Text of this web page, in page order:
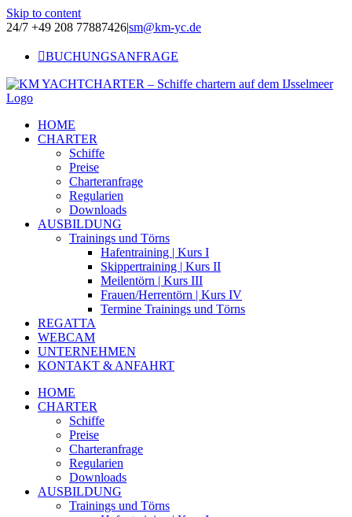
Skip to content
24/7 +49 208 77887426|sm@km-yc.de
BUCHUNGSANFRAGE
HOME
CHARTER
Schiffe
Preise
Charteranfrage
Regularien
Downloads
AUSBILDUNG
Trainings und Törns
Hafentraining | Kurs I
Skippertraining | Kurs II
Meilentörn | Kurs III
Frauen/Herrentörn | Kurs IV
Termine Trainings und Törns
REGATTA
WEBCAM
UNTERNEHMEN
KONTAKT & ANFAHRT
HOME
CHARTER
Schiffe
Preise
Charteranfrage
Regularien
Downloads
AUSBILDUNG
Trainings und Törns